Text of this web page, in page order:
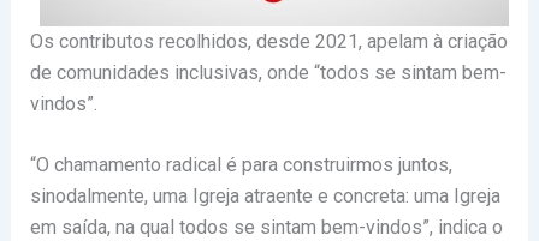
Os contributos recolhidos, desde 2021, apelam à criação
de comunidades inclusivas, onde “todos se sintam bem-
vindos”.
“O chamamento radical é para construirmos juntos,
sinodalmente, uma Igreja atraente e concreta: uma Igreja
em saída, na qual todos se sintam bem-vindos”, indica o